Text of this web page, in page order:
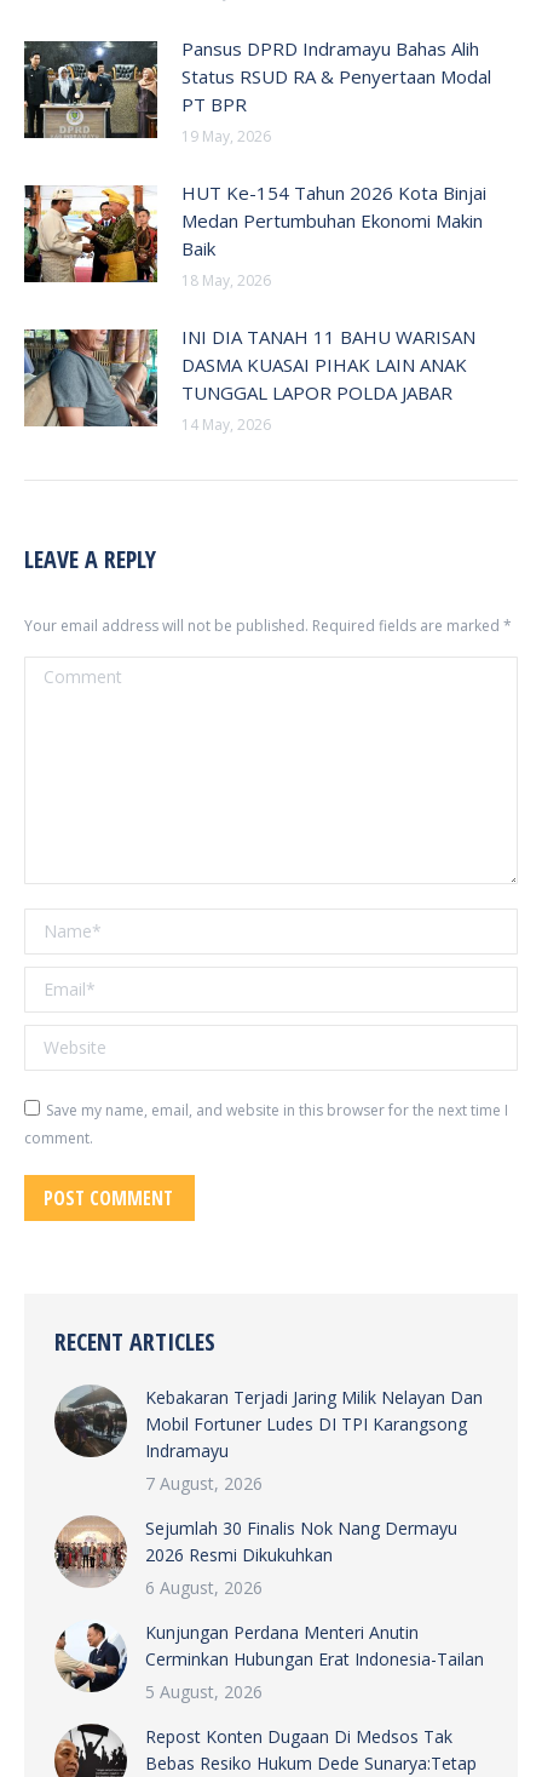
Pansus DPRD Indramayu Bahas Alih
Status RSUD RA & Penyertaan Modal
PT BPR
19 May, 2026
HUT Ke-154 Tahun 2026 Kota Binjai
Medan Pertumbuhan Ekonomi Makin
Baik
18 May, 2026
INI DIA TANAH 11 BAHU WARISAN
DASMA KUASAI PIHAK LAIN ANAK
TUNGGAL LAPOR POLDA JABAR
14 May, 2026
LEAVE A REPLY
Your email address will not be published. Required fields are marked *
Comment
Name *
Email *
Website
Save my name, email, and website in this browser for the next time I
comment.
POST COMMENT
RECENT ARTICLES
Kebakaran Terjadi Jaring Milik Nelayan Dan
Mobil Fortuner Ludes DI TPI Karangsong
Indramayu
7 August, 2026
Sejumlah 30 Finalis Nok Nang Dermayu
2026 Resmi Dikukuhkan
6 August, 2026
Kunjungan Perdana Menteri Anutin
Cerminkan Hubungan Erat Indonesia-Tailan
5 August, 2026
Repost Konten Dugaan Di Medsos Tak
Bebas Resiko Hukum Dede Sunarya:Tetap